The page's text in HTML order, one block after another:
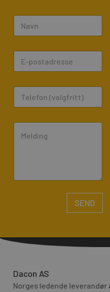
a
*
m
lh
M
s
a
SEND
t
r
n
Dacon AS
Norges ledende